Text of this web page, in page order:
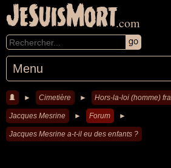
JeSuisMort.com
Menu
► Cimetière ► Hors-la-loi (homme)
Jacques Mesrine ► Forum ►
Jacques Mesrine a-t-il eu des enfants ?